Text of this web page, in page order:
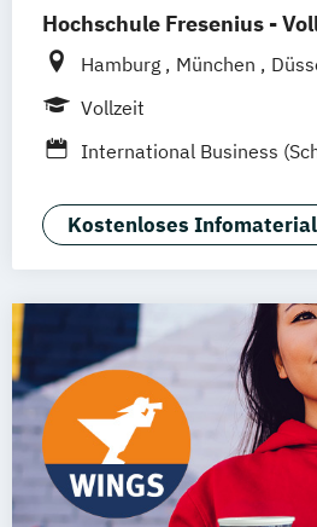
Hochschule Fresenius -
Hamburg München
Berlin
Braunschweig Erfurt
Vollzeit
International Business
Psychology)
Psychologie
Wirtschaftspsychologie
Kostenloses Infomaterial